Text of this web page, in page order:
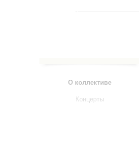
О коллективе
Концерты